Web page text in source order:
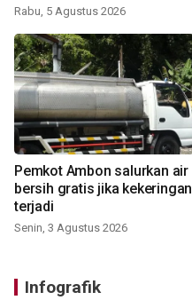
Rabu, 5 Agustus 2026
Pemkot Ambon salurkan air
bersih gratis jika kekeringan
terjadi
Senin, 3 Agustus 2026
Infografik